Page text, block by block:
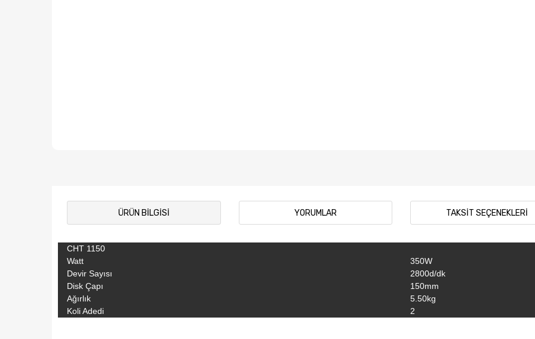
ÜRÜN BILGISI YORUMLAR TAKSIT SEÇENEKLERI
CHT 1150
Watt
350W
Devir Sayısı
2800d/dk
Disk Çapı
150mm
Ağırlık
5.50kg
Koli Adedi
2